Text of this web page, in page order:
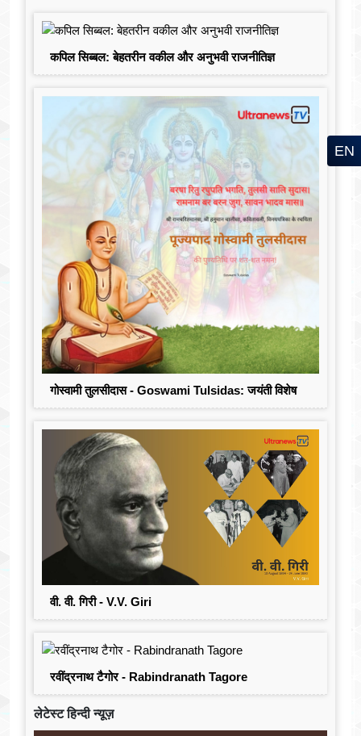
कपिल सिब्बल: बेहतरीन वकील और अनुभवी राजनीतिज्ञ
गोस्वामी तुलसीदास - Goswami Tulsidas: जयंती विशेष
वी. वी. गिरी - V.V. Giri
रवींद्रनाथ टैगोर - Rabindranath Tagore
लेटेस्ट हिन्दी न्यूज़
EN